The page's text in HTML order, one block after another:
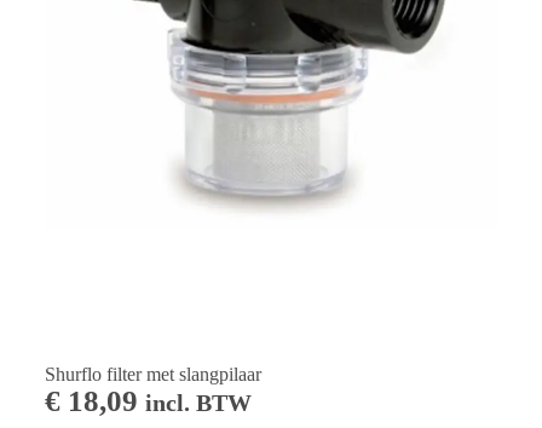
Shurflo filter met slangpilaar
€18,09 incl. BTW